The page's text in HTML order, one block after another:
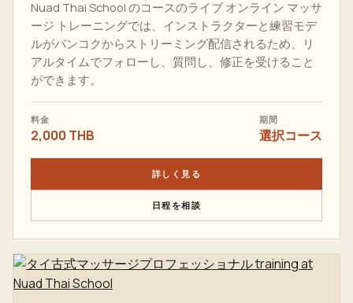
Nuad Thai School のコースのライブ オンライン マッサ
ージ トレーニングでは、インストラクターと練習モデ
ルがバンコクからストリーミング配信されるため、リ
アルタイムでフォローし、質問し、修正を受けること
ができます。
料金
2,000 THB
期間
選択コース
詳しく見る
日程を相談